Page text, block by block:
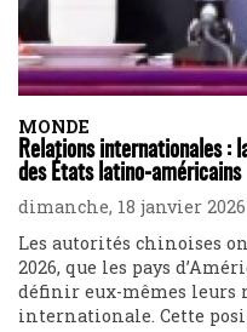
MONDE
Relations internationales :
des États latino-américains
dimanche, 18 janvier 2026
Les autorités chinoises
2026, que les pays
définir eux-mêmes leurs
internationale. Cette